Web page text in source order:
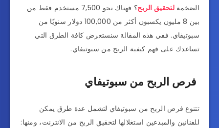
الضخمةلتحقيق الربح
؟ فهناك نحو 7,500 مستخدم فقط من
بين 8 مليون يكسبون أكثر من 100,000 دولار سنويًا من
سبوتيفاي. ففي هذه المقالة سنستعرض كافة الطرق التي
تساعدك على فهم كيفية الربح من سبوتيفاي.
فرص الربح من سبوتيفاي
تتنوع فرص الربح من سبوتيفاي لتشمل عدة طرق يمكن
للفنانين والمبدعين استغلالها لتحقيق الربح من الانترنت، ومنها: